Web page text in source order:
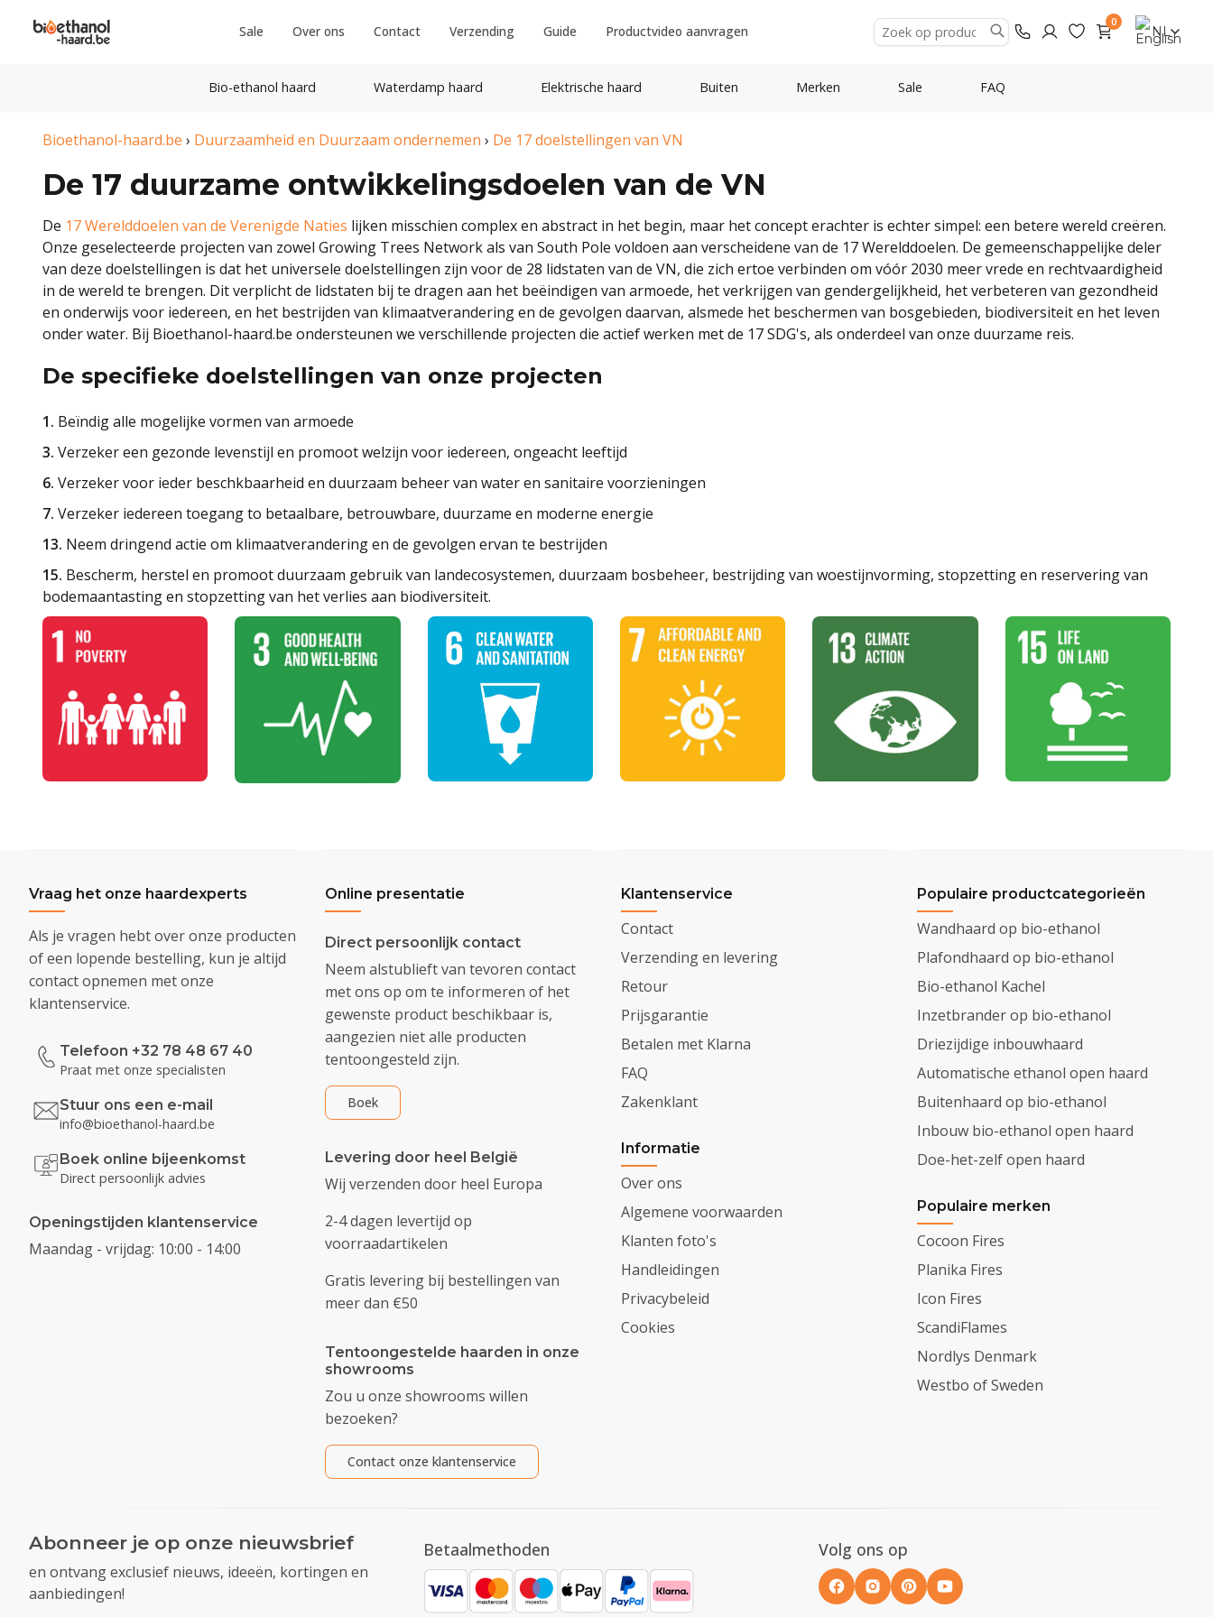
Sale Over ons Contact Verzending Guide Productvideo aanvragen
0
NL
Bio-ethanol haard Waterdamp haard Elektrische haard Buiten Merken Sale FAQ
Bioethanol-haard.be › Duurzaamheid en Duurzaam ondernemen › De 17 doelstellingen van VN
De 17 duurzame ontwikkelingsdoelen van de VN
De 17 Werelddoelen van de Verenigde Naties lijken misschien complex en abstract in het begin, maar het concept erachter is echter simpel: een betere wereld creëren.
Onze geselecteerde projecten van zowel Growing Trees Network als van South Pole voldoen aan verscheidene van de 17 Werelddoelen. De gemeenschappelijke deler
van deze doelstellingen is dat het universele doelstellingen zijn voor de 28 lidstaten van de VN, die zich ertoe verbinden om vóór 2030 meer vrede en rechtvaardigheid
in de wereld te brengen. Dit verplicht de lidstaten bij te dragen aan het beëindigen van armoede, het verkrijgen van gendergelijkheid, het verbeteren van gezondheid
en onderwijs voor iedereen, en het bestrijden van klimaatverandering en de gevolgen daarvan, alsmede het beschermen van bosgebieden, biodiversiteit en het leven
onder water. Bij Bioethanol-haard.be ondersteunen we verschillende projecten die actief werken met de 17 SDG's, als onderdeel van onze duurzame reis.
De specifieke doelstellingen van onze projecten
1. Beïndig alle mogelijke vormen van armoede
3. Verzeker een gezonde levenstijl en promoot welzijn voor iedereen, ongeacht leeftijd
6. Verzeker voor ieder beschkbaarheid en duurzaam beheer van water en sanitaire voorzieningen
7. Verzeker iedereen toegang to betaalbare, betrouwbare, duurzame en moderne energie
13. Neem dringend actie om klimaatverandering en de gevolgen ervan te bestrijden
15. Bescherm, herstel en promoot duurzaam gebruik van landecosystemen, duurzaam bosbeheer, bestrijding van woestijnvorming, stopzetting en reservering van
bodemaantasting en stopzetting van het verlies aan biodiversiteit.
Vraag het onze haardexperts
Als je vragen hebt over onze producten
of een lopende bestelling, kun je altijd
contact opnemen met onze
klantenservice.
Telefoon +32 78 48 67 40
Praat met onze specialisten
Stuur ons een e-mail
info@bioethanol-haard.be
Boek online bijeenkomst
Direct persoonlijk advies
Openingstijden klantenservice
Maandag - vrijdag: 10:00 - 14:00
Online presentatie
Direct persoonlijk contact
Neem alstublieft van tevoren contact
met ons op om te informeren of het
gewenste product beschikbaar is,
aangezien niet alle producten
tentoongesteld zijn.
Boek
Levering door heel België
Wij verzenden door heel Europa
2-4 dagen levertijd op
voorraadartikelen
Gratis levering bij bestellingen van
meer dan €50
Tentoongestelde haarden in onze
showrooms
Zou u onze showrooms willen
bezoeken?
Contact onze klantenservice
Klantenservice
Contact
Verzending en levering
Retour
Prijsgarantie
Betalen met Klarna
FAQ
Zakenklant
Informatie
Over ons
Algemene voorwaarden
Klanten foto's
Handleidingen
Privacybeleid
Cookies
Populaire productcategorieën
Wandhaard op bio-ethanol
Plafondhaard op bio-ethanol
Bio-ethanol Kachel
Inzetbrander op bio-ethanol
Driezijdige inbouwhaard
Automatische ethanol open haard
Buitenhaard op bio-ethanol
Inbouw bio-ethanol open haard
Doe-het-zelf open haard
Populaire merken
Cocoon Fires
Planika Fires
Icon Fires
ScandiFlames
Nordlys Denmark
Westbo of Sweden
Abonneer je op onze nieuwsbrief
en ontvang exclusief nieuws, ideeën, kortingen en
aanbiedingen!
Betaalmethoden Volg ons op